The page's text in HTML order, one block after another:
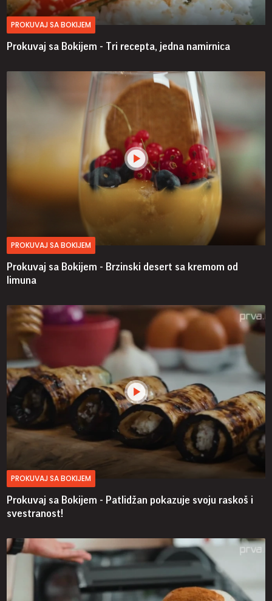
PROKUVAJ SA BOKIJEM
Prokuvaj sa Bokijem - Tri recepta, jedna namirnica
PROKUVAJ SA BOKIJEM
Prokuvaj sa Bokijem - Brzinski desert sa kremom od
limuna
PROKUVAJ SA BOKIJEM
Prokuvaj sa Bokijem - Patlidžan pokazuje svoju raskoš i
svestranost!